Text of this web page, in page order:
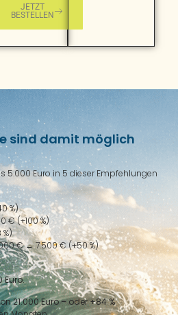
JETZT
BESTELLEN
sind damit möglich
5.000 Euro in 5 dieser Empfehlungen
%)
€ (+100 %)
€→7.500 € (+50 %)
Euro.
21.000 Euro – oder +84 %